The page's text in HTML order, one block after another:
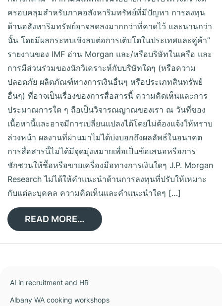
ครอบคลุมสำหรับภาคอสังหาริมทรัพย์ที่มีปัญหา การลงทุน
ด้านอสังหาริมทรัพย์อาจลดลงมากกว่าที่คาดไว้ และนานกว่า
นั้น โดยมีผลกระทบเชิงลบต่อการเติบโตในประเทศและคู่ค้า”
รายงานของ IMF อ่าน Morgan และ/หรือบริษัทในเครือ และ
การมีส่วนร่วมของนักวิเคราะห์กับบริษัทใดๆ (หรือความ
ปลอดภัย ผลิตภัณฑ์ทางการเงินอื่นๆ หรือประเภทสินทรัพย์
อื่นๆ) ที่อาจเป็นเรื่องของการสื่อสารนี้ ความคิดเห็นและการ
ประมาณการใด ๆ ถือเป็นวิจารณญาณของเรา ณ วันที่ของ
เนื้อหานี้และอาจมีการเปลี่ยนแปลงได้โดยไม่ต้องแจ้งให้ทราบ
ล่วงหน้า ผลงานที่ผ่านมาไม่ได้บ่งบอกถึงผลลัพธ์ในอนาคต
การสื่อสารนี้ไม่ได้มีจุดมุ่งหมายเพื่อเป็นข้อเสนอหรือการ
ชักชวนให้ซื้อหรือขายเครื่องมือทางการเงินใดๆ J.P. Morgan
Research ไม่ได้ให้คำแนะนำด้านการลงทุนที่ปรับให้เหมาะ
กับแต่ละบุคคล ความคิดเห็นและคำแนะนำใดๆ […]
READ MORE…
AI in recruitment and HR
Albany WA cooking workshops